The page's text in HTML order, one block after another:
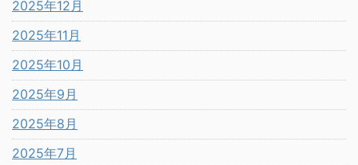
2025年12月
2025年11月
2025年10月
2025年9月
2025年8月
2025年7月